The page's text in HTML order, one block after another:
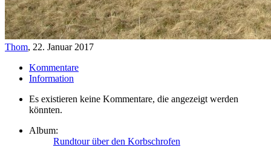
Thom, 22. Januar 2017
Kommentare
Information
Es existieren keine Kommentare, die angezeigt werden
könnten.
Album:
Rundtour über den Korbschrofen